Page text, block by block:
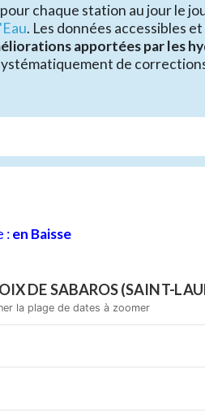
pour chaque station au jour le
. Les données accessibles
apportées par les
de
:en Baisse
DE SABAROS (SAINT-
la plage de dates à zoomer